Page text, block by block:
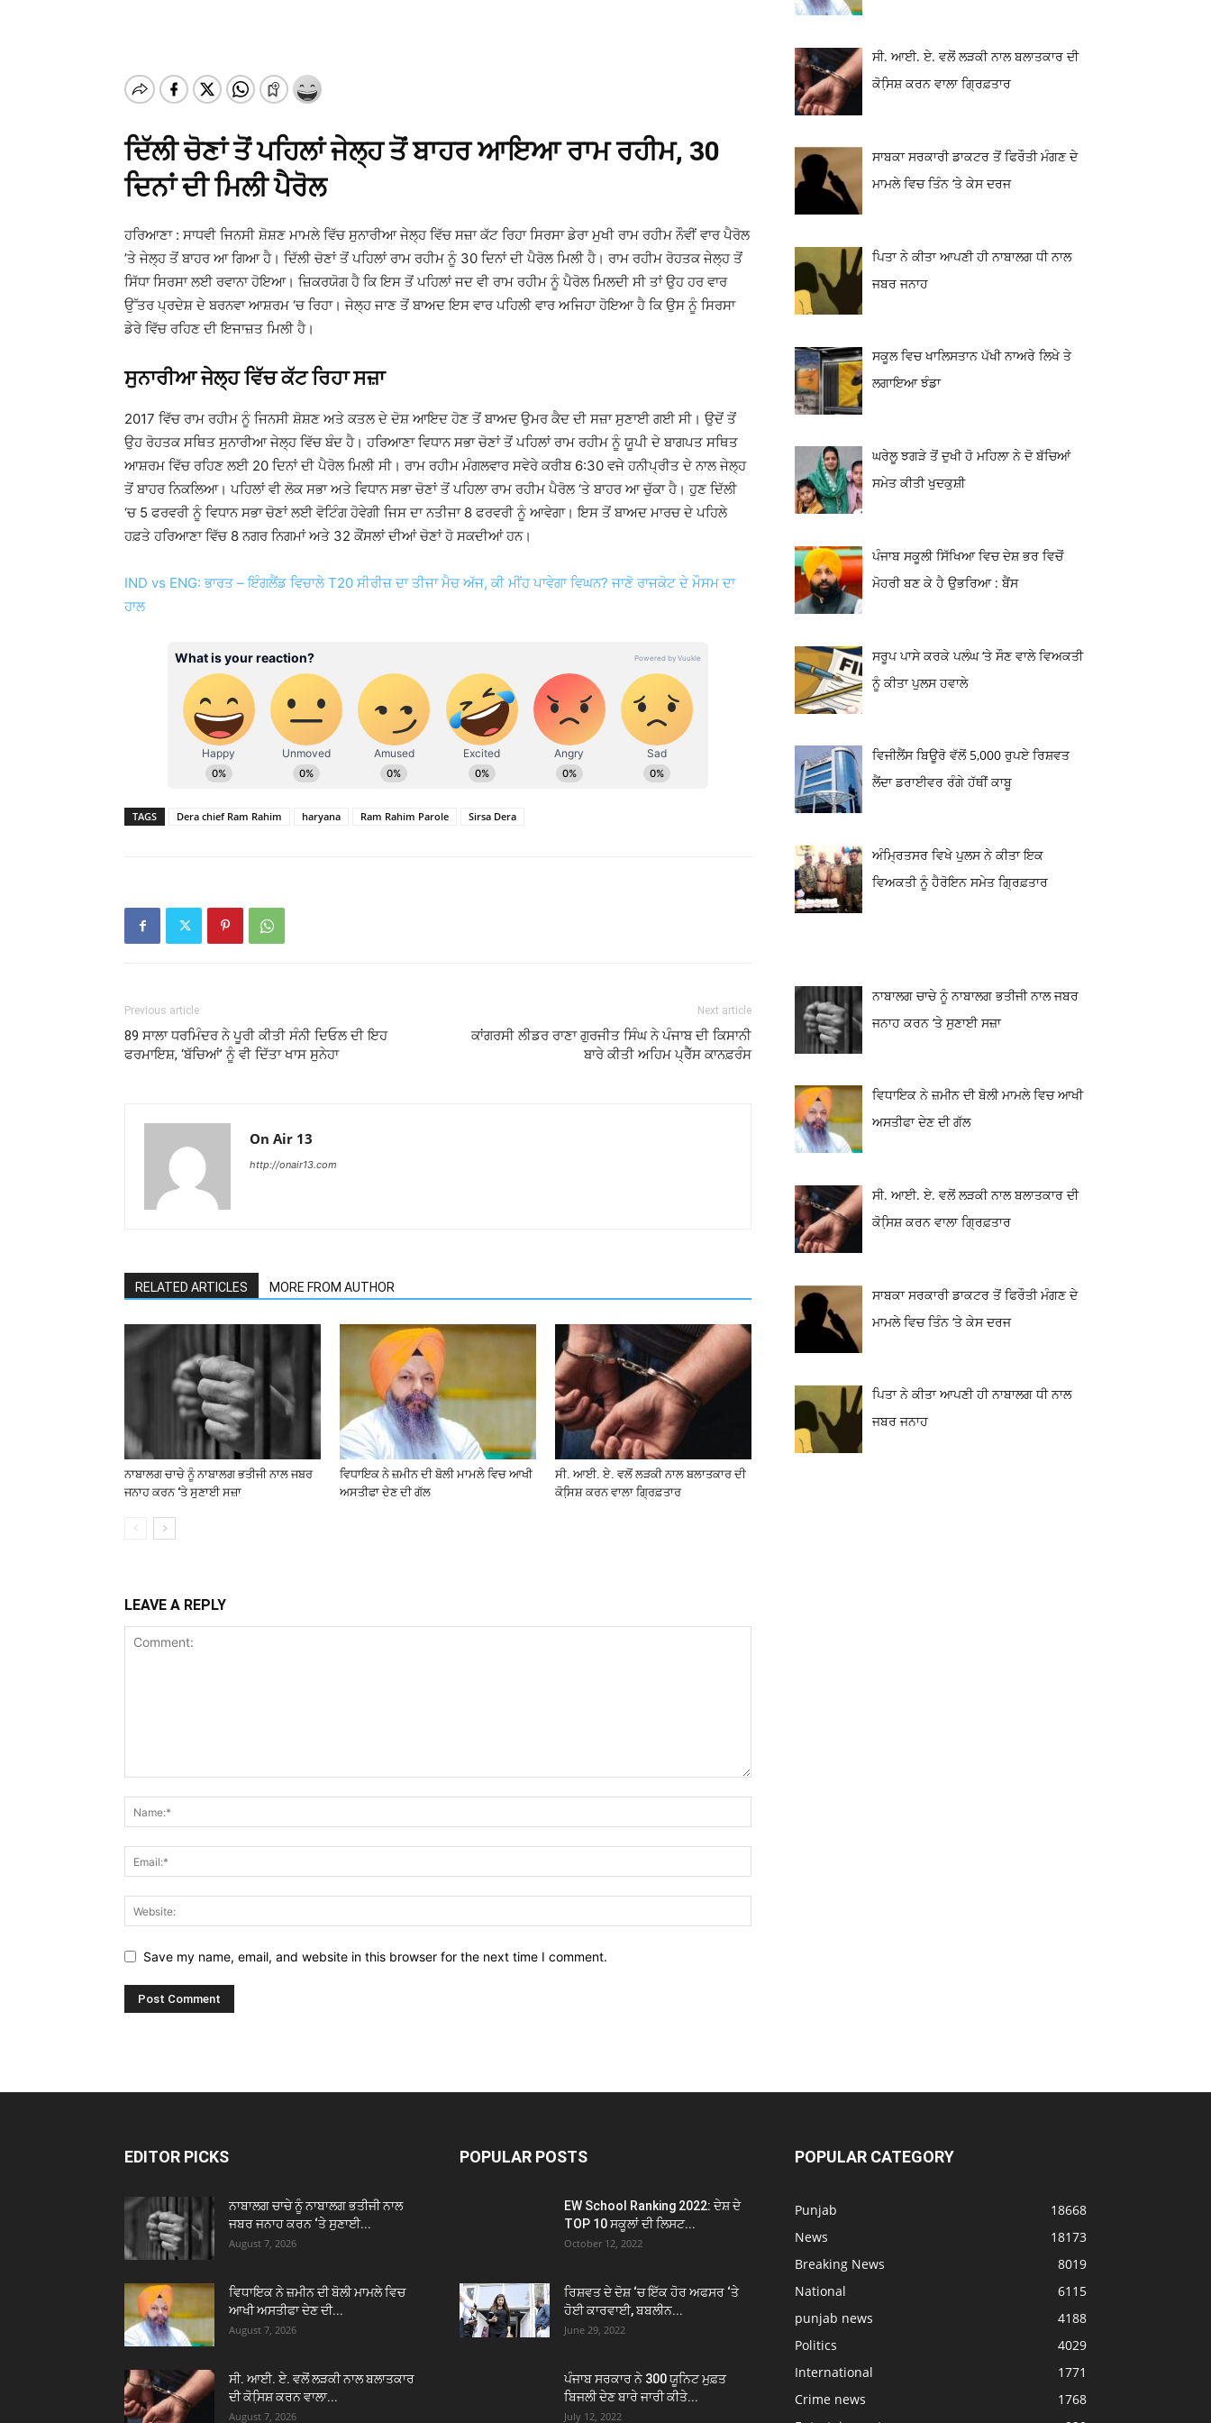
ਦਿੱਲੀ ਚੋਣਾਂ ਤੋਂ ਪਹਿਲਾਂ ਜੇਲ੍ਹ ਤੋਂ ਬਾਹਰ ਆਇਆ ਰਾਮ ਰਹੀਮ, 30
ਦਿਨਾਂ ਦੀ ਮਿਲੀ ਪੈਰੋਲ
ਹਰਿਆਣਾ : ਸਾਧਵੀ ਜਿਨਸੀ ਸ਼ੋਸ਼ਣ ਮਾਮਲੇ ਵਿੱਚ ਸੁਨਾਰੀਆ ਜੇਲ੍ਹ ਵਿੱਚ ਸਜ਼ਾ ਕੱਟ ਰਿਹਾ ਸਿਰਸਾ ਡੇਰਾ ਮੁਖੀ ਰਾਮ ਰਹੀਮ ਨੌਵੀਂ ਵਾਰ ਪੈਰੋਲ
’ਤੇ ਜੇਲ੍ਹ ਤੋਂ ਬਾਹਰ ਆ ਗਿਆ ਹੈ। ਦਿੱਲੀ ਚੋਣਾਂ ਤੋਂ ਪਹਿਲਾਂ ਰਾਮ ਰਹੀਮ ਨੂੰ 30 ਦਿਨਾਂ ਦੀ ਪੈਰੋਲ ਮਿਲੀ ਹੈ। ਰਾਮ ਰਹੀਮ ਰੋਹਤਕ ਜੇਲ੍ਹ ਤੋਂ
ਸਿੱਧਾ ਸਿਰਸਾ ਲਈ ਰਵਾਨਾ ਹੋਇਆ। ਜ਼ਿਕਰਯੋਗ ਹੈ ਕਿ ਇਸ ਤੋਂ ਪਹਿਲਾਂ ਜਦ ਵੀ ਰਾਮ ਰਹੀਮ ਨੂੰ ਪੈਰੋਲ ਮਿਲਦੀ ਸੀ ਤਾਂ ਉਹ ਹਰ ਵਾਰ
ਉੱਤਰ ਪ੍ਰਦੇਸ਼ ਦੇ ਬਰਨਵਾ ਆਸ਼ਰਮ ‘ਚ ਰਿਹਾ। ਜੇਲ੍ਹ ਜਾਣ ਤੋਂ ਬਾਅਦ ਇਸ ਵਾਰ ਪਹਿਲੀ ਵਾਰ ਅਜਿਹਾ ਹੋਇਆ ਹੈ ਕਿ ਉਸ ਨੂੰ ਸਿਰਸਾ
ਡੇਰੇ ਵਿੱਚ ਰਹਿਣ ਦੀ ਇਜਾਜ਼ਤ ਮਿਲੀ ਹੈ।
ਸੁਨਾਰੀਆ ਜੇਲ੍ਹ ਵਿੱਚ ਕੱਟ ਰਿਹਾ ਸਜ਼ਾ
2017 ਵਿੱਚ ਰਾਮ ਰਹੀਮ ਨੂੰ ਜਿਨਸੀ ਸ਼ੋਸ਼ਣ ਅਤੇ ਕਤਲ ਦੇ ਦੋਸ਼ ਆਇਦ ਹੋਣ ਤੋਂ ਬਾਅਦ ਉਮਰ ਕੈਦ ਦੀ ਸਜ਼ਾ ਸੁਣਾਈ ਗਈ ਸੀ। ਉਦੋਂ ਤੋਂ
ਉਹ ਰੋਹਤਕ ਸਥਿਤ ਸੁਨਾਰੀਆ ਜੇਲ੍ਹ ਵਿੱਚ ਬੰਦ ਹੈ। ਹਰਿਆਣਾ ਵਿਧਾਨ ਸਭਾ ਚੋਣਾਂ ਤੋਂ ਪਹਿਲਾਂ ਰਾਮ ਰਹੀਮ ਨੂੰ ਯੂਪੀ ਦੇ ਬਾਗਪਤ ਸਥਿਤ
ਆਸ਼ਰਮ ਵਿੱਚ ਰਹਿਣ ਲਈ 20 ਦਿਨਾਂ ਦੀ ਪੈਰੋਲ ਮਿਲੀ ਸੀ। ਰਾਮ ਰਹੀਮ ਮੰਗਲਵਾਰ ਸਵੇਰੇ ਕਰੀਬ 6:30 ਵਜੇ ਹਨੀਪ੍ਰੀਤ ਦੇ ਨਾਲ ਜੇਲ੍ਹ
ਤੋਂ ਬਾਹਰ ਨਿਕਲਿਆ। ਪਹਿਲਾਂ ਵੀ ਲੋਕ ਸਭਾ ਅਤੇ ਵਿਧਾਨ ਸਭਾ ਚੋਣਾਂ ਤੋਂ ਪਹਿਲਾ ਰਾਮ ਰਹੀਮ ਪੈਰੋਲ ‘ਤੇ ਬਾਹਰ ਆ ਚੁੱਕਾ ਹੈ। ਹੁਣ ਦਿੱਲੀ
‘ਚ 5 ਫਰਵਰੀ ਨੂੰ ਵਿਧਾਨ ਸਭਾ ਚੋਣਾਂ ਲਈ ਵੋਟਿੰਗ ਹੋਵੇਗੀ ਜਿਸ ਦਾ ਨਤੀਜਾ 8 ਫਰਵਰੀ ਨੂੰ ਆਵੇਗਾ। ਇਸ ਤੋਂ ਬਾਅਦ ਮਾਰਚ ਦੇ ਪਹਿਲੇ
ਹਫ਼ਤੇ ਹਰਿਆਣਾ ਵਿੱਚ 8 ਨਗਰ ਨਿਗਮਾਂ ਅਤੇ 32 ਕੌਂਸਲਾਂ ਦੀਆਂ ਚੋਣਾਂ ਹੋ ਸਕਦੀਆਂ ਹਨ।
IND vs ENG: ਭਾਰਤ – ਇੰਗਲੈਂਡ ਵਿਚਾਲੇ T20 ਸੀਰੀਜ਼ ਦਾ ਤੀਜਾ ਮੈਚ ਅੱਜ, ਕੀ ਮੀਂਹ ਪਾਵੇਗਾ ਵਿਘਨ? ਜਾਣੋ ਰਾਜਕੋਟ ਦੇ ਮੌਸਮ ਦਾ
ਹਾਲ
TAGS Dera chief Ram Rahim haryana Ram Rahim Parole Sirsa Dera
Previous article
89 ਸਾਲਾ ਧਰਮਿੰਦਰ ਨੇ ਪੂਰੀ ਕੀਤੀ ਸੰਨੀ ਦਿਓਲ ਦੀ ਇਹ
ਫਰਮਾਇਸ਼, ‘ਬੱਚਿਆਂ’ ਨੂੰ ਵੀ ਦਿੱਤਾ ਖਾਸ ਸੁਨੇਹਾ
Next article
ਕਾਂਗਰਸੀ ਲੀਡਰ ਰਾਣਾ ਗੁਰਜੀਤ ਸਿੰਘ ਨੇ ਪੰਜਾਬ ਦੀ ਕਿਸਾਨੀ
ਬਾਰੇ ਕੀਤੀ ਅਹਿਮ ਪ੍ਰੈੱਸ ਕਾਨਫ਼ਰੰਸ
On Air 13
http://onair13.com
RELATED ARTICLES MORE FROM AUTHOR
ਨਾਬਾਲਗ ਚਾਚੇ ਨੂੰ ਨਾਬਾਲਗ ਭਤੀਜੀ ਨਾਲ ਜਬਰ
ਜਨਾਹ ਕਰਨ ‘ਤੇ ਸੁਣਾਈ ਸਜ਼ਾ
ਵਿਧਾਇਕ ਨੇ ਜ਼ਮੀਨ ਦੀ ਬੋਲੀ ਮਾਮਲੇ ਵਿਚ ਆਖੀ
ਅਸਤੀਫਾ ਦੇਣ ਦੀ ਗੱਲ
ਸੀ. ਆਈ. ਏ. ਵਲੋਂ ਲੜਕੀ ਨਾਲ ਬਲਾਤਕਾਰ ਦੀ
ਕੋਸਿ਼ਸ਼ ਕਰਨ ਵਾਲਾ ਗ੍ਰਿਫ਼ਤਾਰ
LEAVE A REPLY
Save my name, email, and website in this browser for the next time I comment.
ਸੀ. ਆਈ. ਏ. ਵਲੋਂ ਲੜਕੀ ਨਾਲ ਬਲਾਤਕਾਰ ਦੀ
ਕੋਸਿ਼ਸ਼ ਕਰਨ ਵਾਲਾ ਗ੍ਰਿਫ਼ਤਾਰ
ਸਾਬਕਾ ਸਰਕਾਰੀ ਡਾਕਟਰ ਤੋਂ ਫਿਰੌਤੀ ਮੰਗਣ ਦੇ
ਮਾਮਲੇ ਵਿਚ ਤਿੰਨ ‘ਤੇ ਕੇਸ ਦਰਜ
ਪਿਤਾ ਨੇ ਕੀਤਾ ਆਪਣੀ ਹੀ ਨਾਬਾਲਗ ਧੀ ਨਾਲ
ਜਬਰ ਜਨਾਹ
ਸਕੂਲ ਵਿਚ ਖਾਲਿਸਤਾਨ ਪੱਖੀ ਨਾਅਰੇ ਲਿਖੇ ਤੇ
ਲਗਾਇਆ ਝੰਡਾ
ਘਰੇਲੂ ਝਗੜੇ ਤੋਂ ਦੁਖੀ ਹੋ ਮਹਿਲਾ ਨੇ ਦੋ ਬੱਚਿਆਂ
ਸਮੇਤ ਕੀਤੀ ਖੁਦਕੁਸ਼ੀ
ਪੰਜਾਬ ਸਕੂਲੀ ਸਿੱਖਿਆ ਵਿਚ ਦੇਸ਼ ਭਰ ਵਿਚੋਂ
ਮੋਹਰੀ ਬਣ ਕੇ ਹੈ ਉਭਰਿਆ : ਬੈਂਸ
ਸਰੂਪ ਪਾਸੇ ਕਰਕੇ ਪਲੰਘ ‘ਤੇ ਸੌਣ ਵਾਲੇ ਵਿਅਕਤੀ
ਨੂੰ ਕੀਤਾ ਪੁਲਸ ਹਵਾਲੇ
ਵਿਜੀਲੈਂਸ ਬਿਊਰੋ ਵੱਲੋਂ 5,000 ਰੁਪਏ ਰਿਸ਼ਵਤ
ਲੈਂਦਾ ਡਰਾਈਵਰ ਰੰਗੇ ਹੱਥੀਂ ਕਾਬੂ
ਅੰਮ੍ਰਿਤਸਰ ਵਿਖੇ ਪੁਲਸ ਨੇ ਕੀਤਾ ਇਕ
ਵਿਅਕਤੀ ਨੂੰ ਹੈਰੋਇਨ ਸਮੇਤ ਗ੍ਰਿਫ਼ਤਾਰ
ਨਾਬਾਲਗ ਚਾਚੇ ਨੂੰ ਨਾਬਾਲਗ ਭਤੀਜੀ ਨਾਲ ਜਬਰ
ਜਨਾਹ ਕਰਨ ‘ਤੇ ਸੁਣਾਈ ਸਜ਼ਾ
ਵਿਧਾਇਕ ਨੇ ਜ਼ਮੀਨ ਦੀ ਬੋਲੀ ਮਾਮਲੇ ਵਿਚ ਆਖੀ
ਅਸਤੀਫਾ ਦੇਣ ਦੀ ਗੱਲ
ਸੀ. ਆਈ. ਏ. ਵਲੋਂ ਲੜਕੀ ਨਾਲ ਬਲਾਤਕਾਰ ਦੀ
ਕੋਸਿ਼ਸ਼ ਕਰਨ ਵਾਲਾ ਗ੍ਰਿਫ਼ਤਾਰ
ਸਾਬਕਾ ਸਰਕਾਰੀ ਡਾਕਟਰ ਤੋਂ ਫਿਰੌਤੀ ਮੰਗਣ ਦੇ
ਮਾਮਲੇ ਵਿਚ ਤਿੰਨ ‘ਤੇ ਕੇਸ ਦਰਜ
ਪਿਤਾ ਨੇ ਕੀਤਾ ਆਪਣੀ ਹੀ ਨਾਬਾਲਗ ਧੀ ਨਾਲ
ਜਬਰ ਜਨਾਹ
EDITOR PICKS
ਨਾਬਾਲਗ ਚਾਚੇ ਨੂੰ ਨਾਬਾਲਗ ਭਤੀਜੀ ਨਾਲ
ਜਬਰ ਜਨਾਹ ਕਰਨ ‘ਤੇ ਸੁਣਾਈ...
August 7, 2026
ਵਿਧਾਇਕ ਨੇ ਜ਼ਮੀਨ ਦੀ ਬੋਲੀ ਮਾਮਲੇ ਵਿਚ
ਆਖੀ ਅਸਤੀਫਾ ਦੇਣ ਦੀ...
August 7, 2026
ਸੀ. ਆਈ. ਏ. ਵਲੋਂ ਲੜਕੀ ਨਾਲ ਬਲਾਤਕਾਰ
ਦੀ ਕੋਸਿ਼ਸ਼ ਕਰਨ ਵਾਲਾ...
August 7, 2026
POPULAR POSTS
EW School Ranking 2022: ਦੇਸ਼ ਦੇ
TOP 10 ਸਕੂਲਾਂ ਦੀ ਲਿਸਟ...
October 12, 2022
ਰਿਸ਼ਵਤ ਦੇ ਦੋਸ਼ ‘ਚ ਇੱਕ ਹੋਰ ਅਫਸਰ ‘ਤੇ
ਹੋਈ ਕਾਰਵਾਈ, ਬਬਲੀਨ...
June 29, 2022
ਪੰਜਾਬ ਸਰਕਾਰ ਨੇ 300 ਯੂਨਿਟ ਮੁਫ਼ਤ
ਬਿਜਲੀ ਦੇਣ ਬਾਰੇ ਜਾਰੀ ਕੀਤੇ...
July 12, 2022
POPULAR CATEGORY
Punjab
18668
News
18173
Breaking News
8019
National
6115
punjab news
4188
Politics
4029
International
1771
Crime news
1768